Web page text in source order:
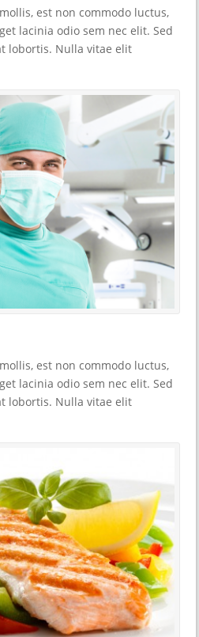
est non commodo luctus,
lacinia odio sem nec elit. Sed
lobortis. Nulla vitae elit
est non commodo luctus,
lacinia odio sem nec elit. Sed
lobortis. Nulla vitae elit